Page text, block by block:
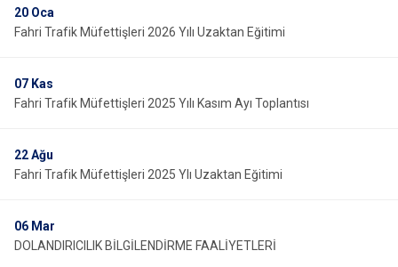
20 Oca
Fahri Trafik Müfettişleri 2026 Yılı Uzaktan Eğitimi
07 Kas
Fahri Trafik Müfettişleri 2025 Yılı Kasım Ayı Toplantısı
22Ağu
Fahri Trafik Müfettişleri 2025 Ylı Uzaktan Eğitimi
06 Mar
DOLANDIRICILIK BİLGİLENDİRME FAALİYETLERİ